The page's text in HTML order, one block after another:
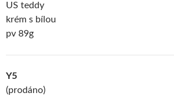
US teddy
krém s bílou
pv 89g
Y5
(prodáno)